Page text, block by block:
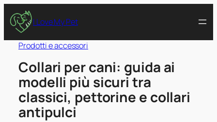
I Love My Pet
Prodotti e accessori
Collari per cani: guida ai
modelli più sicuri tra
classici, pettorine e collari
antipulci